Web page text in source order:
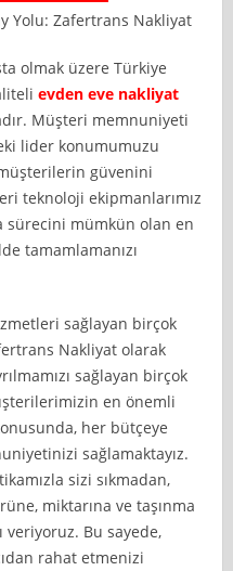
Yolu: Zafertrans Nakliyat
olmak üzere Türkiye
evden eve nakliyat
Müşteri memnuniyeti
lider konumumuzu
güvenini
teknoloji ekipmanlarımız
sürecini mümkün olan en
tamamlamanızı
sağlayan birçok
Nakliyat olarak
sağlayan birçok
en önemli
her bütçeye
sağlamaktayız.
sizi sıkmadan,
miktarına ve taşınma
veriyoruz. Bu sayede,
rahat etmenizi